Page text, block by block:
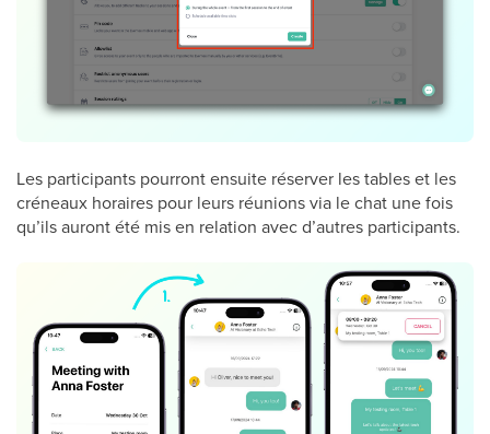
Les participants pourront ensuite réserver les tables et les
créneaux horaires pour leurs réunions via le chat une fois
qu’ils auront été mis en relation avec d’autres participants.